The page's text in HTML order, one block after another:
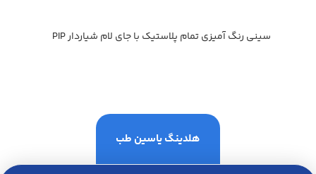
سيني رنگ آميزي تمام پلاستيك با جاي لام شياردار PIP
هلدینگ یاسین طب